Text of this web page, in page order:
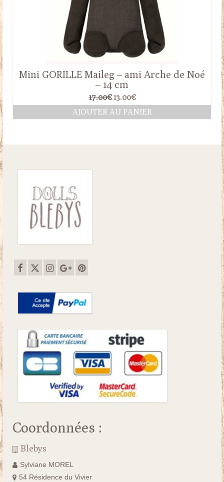
Mini GORILLE Maileg – ami Arche de Noé
– 14 cm
17.00€ Le
prix
initial
13.00€Le
prix
actuel
AJOUTER AU PANIER
Coordonnées :
Blebys
Sylviane MOREL
54 Résidence du Vivier